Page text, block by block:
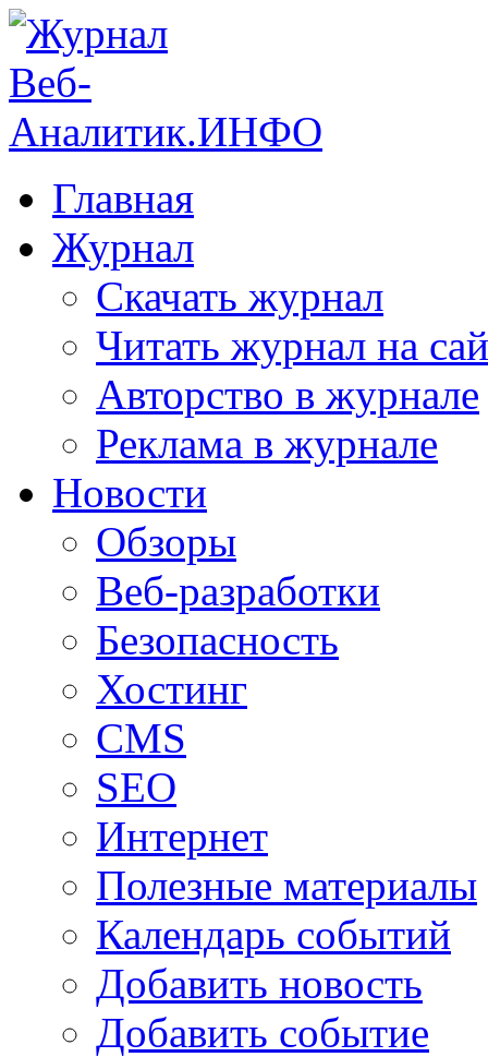
Главная
Журнал
Скачать журнал
Читать журнал на
Авторство в журнале
Реклама в журнале
Новости
Обзоры
Веб-разработки
Безопасность
Хостинг
CMS
SEO
Интернет
Полезные материалы
Календарь событий
Добавить новость
Добавить событие